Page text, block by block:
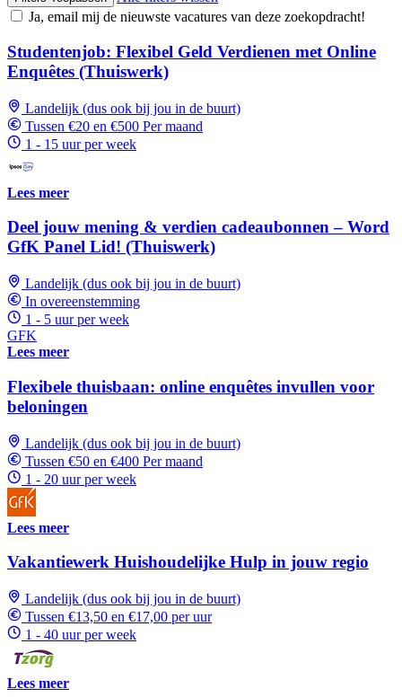
Ja, email mij de nieuwste vacatures van deze zoekopdracht!
Studentenjob: Flexibel Geld Verdienen met Online
Enquêtes (Thuiswerk)
Landelijk (dus ook bij jou in de buurt)
Tussen €20 en €500 Per maand
1 - 15 uur per week
Lees meer
Deel jouw mening & verdien cadeaubonnen – Word
GfK Panel Lid! (Thuiswerk)
Landelijk (dus ook bij jou in de buurt)
In overeenstemming
1 - 5 uur per week
GFK
Lees meer
Flexibele thuisbaan: online enquêtes invullen voor
beloningen
Landelijk (dus ook bij jou in de buurt)
Tussen €50 en €400 Per maand
1 - 20 uur per week
Lees meer
Vakantiewerk Huishoudelijke Hulp in jouw regio
Landelijk (dus ook bij jou in de buurt)
Tussen €13,50 en €17,00 per uur
1 - 40 uur per week
Lees meer